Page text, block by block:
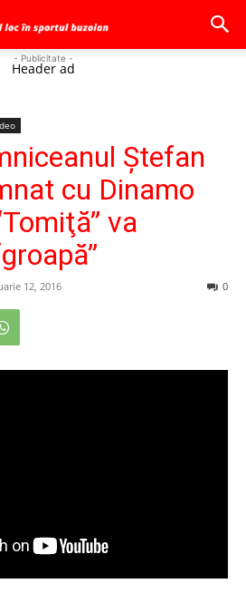
- Publicitate -
Header ad
Ştefan
cu Dinamo
va
12, 2016 0